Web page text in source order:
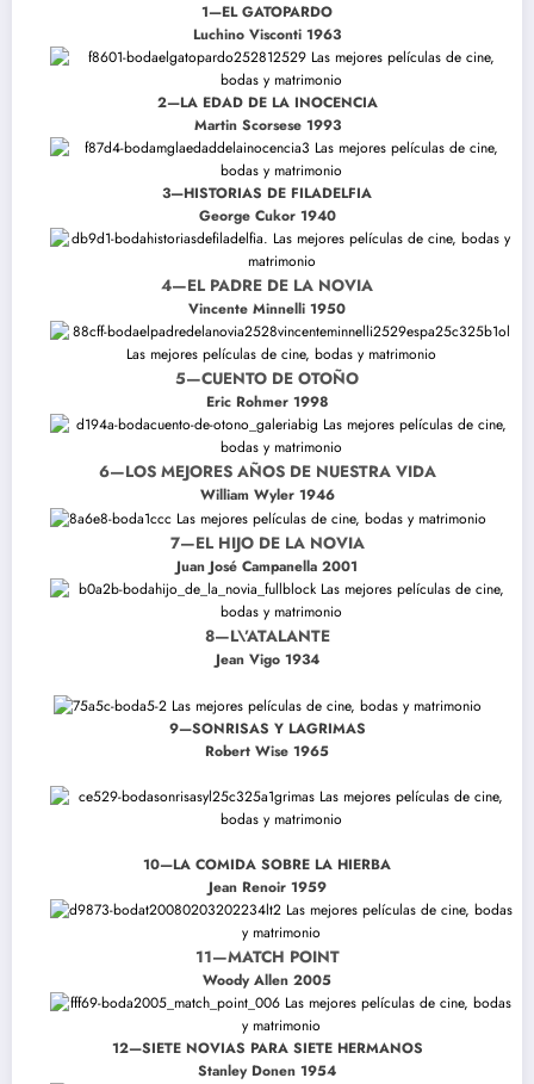
1—EL GATOPARDO
Luchino Visconti 1963
2—LA EDAD DE LA INOCENCIA
Martin Scorsese 1993
3—HISTORIAS DE FILADELFIA
George Cukor 1940
4—EL PADRE DE LA NOVIA
Vincente Minnelli 1950
5—CUENTO DE OTOÑO
Eric Rohmer 1998
6—LOS MEJORES AÑOS DE NUESTRA VIDA
William Wyler 1946
7—EL HIJO DE LA NOVIA
Juan José Campanella 2001
8—L\’ATALANTE
Jean Vigo 1934
9—SONRISAS Y LAGRIMAS
Robert Wise 1965
10—LA COMIDA SOBRE LA HIERBA
Jean Renoir 1959
11—MATCH POINT
Woody Allen 2005
12—SIETE NOVIAS PARA SIETE HERMANOS
Stanley Donen 1954